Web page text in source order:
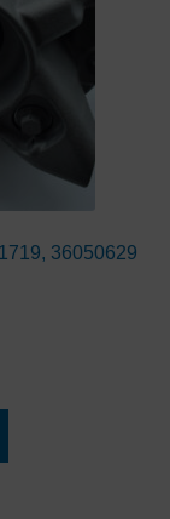
36050629